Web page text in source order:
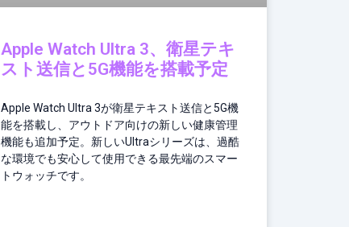
Apple Watch Ultra 3、衛星テキ
スト送信と5G機能を搭載予定
Apple Watch Ultra 3が衛星テキスト送信と5G機
能を搭載し、アウトドア向けの新しい健康管理
機能も追加予定。新しいUltraシリーズは、過酷
な環境でも安心して使用できる最先端のスマー
トウォッチです。